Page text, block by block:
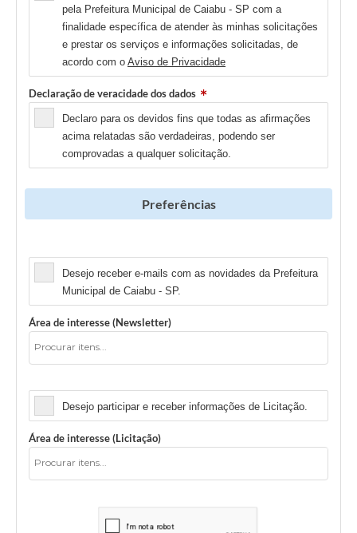
pela Prefeitura Municipal de Caiabu - SP com a
finalidade específica de atender às minhas solicitações
e prestar os serviços e informações solicitadas, de
acordo com o Aviso de Privacidade
Declaração de veracidade dos dados
Declaro para os devidos fins que todas as afirmações
acima relatadas são verdadeiras, podendo ser
comprovadas a qualquer solicitação.
Preferências
Desejo receber e-mails com as novidades da Prefeitura
Municipal de Caiabu - SP.
Área de interesse (Newsletter)
Desejo participar e receber informações de Licitação.
Área de interesse (Licitação)